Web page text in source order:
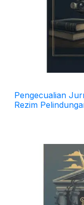
Pengecualian
Rezim